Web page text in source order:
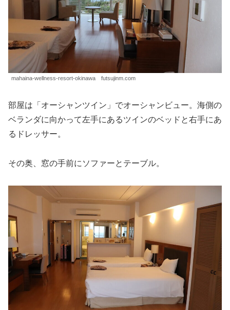
mahaina-wellness-resort-okinawa futsujinm.com
部屋は「オーシャンツイン」でオーシャンビュー。海側の
ベランダに向かって左手にあるツインのベッドと右手にあ
るドレッサー。
その奥、窓の手前にソファーとテーブル。